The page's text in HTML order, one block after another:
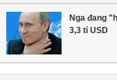
Nga đang
3,3 tỉ USD